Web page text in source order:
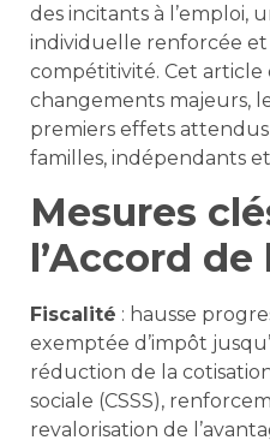
des incitants à l’emploi,
individuelle renforcée
compétitivité. Cet article
changements majeurs,
premiers effets attendus
familles, indépendants
Mesures
l’Accord de
Fiscalité : hausse
exemptée d’impôt
réduction de la
sociale (CSSS),
revalorisation de